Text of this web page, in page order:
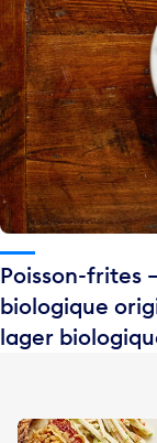
Poisson-frites
biologique
lager